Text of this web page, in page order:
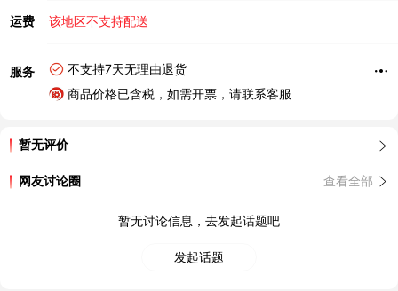
运费 该地区不支持配送
服务
不支持7天无理由退货
商品价格已含税，如需开票，请联系客服
暂无评价
网友讨论圈 查看全部
暂无讨论信息，去发起话题吧
发起话题